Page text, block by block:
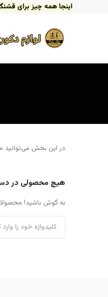
اینجا همه چیز برای
در این بخش می‌توانید
هیچ محصولی در
به گوش باشید!